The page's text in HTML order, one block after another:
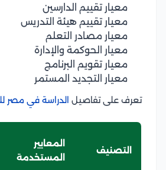
معيار تقييم الدارسين
معيار تقييم هيئة التدريس
معيار مصادر التعلم
معيار الحوكمة والإدارة
معيار تقويم البرنامج
معيار التجديد المستمر
تعرف على تفاصيل الدراسة في مصر
التصنيف
المعايير
المستخدمة